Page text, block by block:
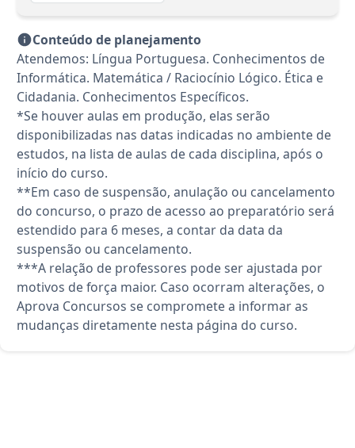
Conteúdo de planejamento
Atendemos: Língua Portuguesa. Conhecimentos de
Informática. Matemática / Raciocínio Lógico. Ética e
Cidadania. Conhecimentos Específicos.
*Se houver aulas em produção, elas serão
disponibilizadas nas datas indicadas no ambiente de
estudos, na lista de aulas de cada disciplina, após o
início do curso.
**Em caso de suspensão, anulação ou cancelamento
do concurso, o prazo de acesso ao preparatório será
estendido para 6 meses, a contar da data da
suspensão ou cancelamento.
***A relação de professores pode ser ajustada por
motivos de força maior. Caso ocorram alterações, o
Aprova Concursos se compromete a informar as
mudanças diretamente nesta página do curso.